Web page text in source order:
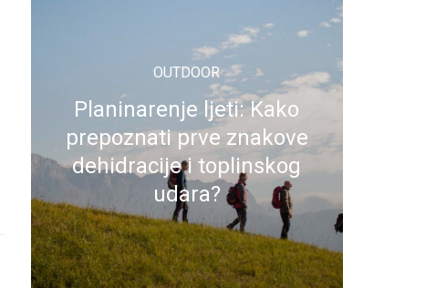
OUTDOOR
Planinarenje ljeti: Kako
prepoznati prve znakove
dehidracije i toplinskog
udara?